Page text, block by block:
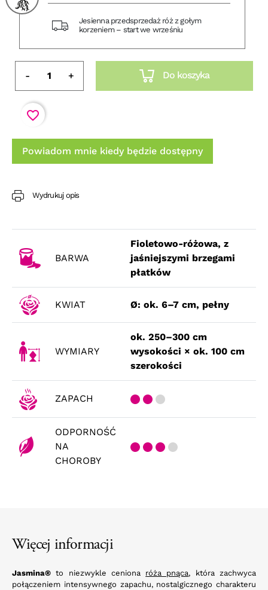
Jesienna przedsprzedaż róż z gołym
korzeniem – start we wrześniu
Do koszyka
- +
favorite_border
Powiadom mnie kiedy będzie dostępny
Wydrukuj opis
BARWA
Fioletowo-różowa, z
jaśniejszymi brzegami
płatków
KWIAT Ø: ok. 6–7 cm, pełny
WYMIARY
ok. 250–300 cm
wysokości × ok. 100 cm
szerokości
ZAPACH
ODPORNOŚĆ
NA
CHOROBY
Więcej informacji
Jasmina® to niezwykle ceniona róża pnąca, która zachwyca
połączeniem intensywnego zapachu, nostalgicznego charakteru